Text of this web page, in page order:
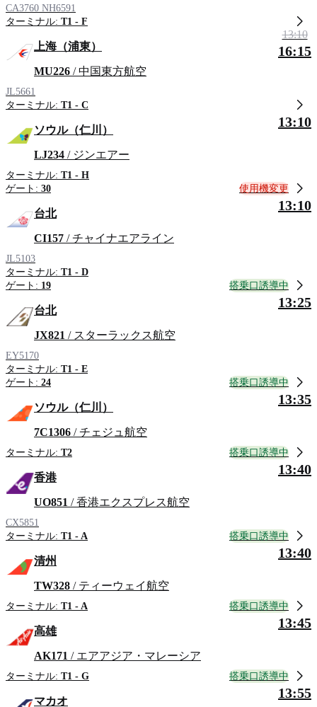
CA3760 NH6591
ターミナル: T1 - F
上海（浦東）
MU226 / 中国東方航空
JL5661
ターミナル: T1 - C
13:10
16:15
ソウル（仁川）
LJ234 / ジンエアー
ターミナル: T1 - H
ゲート: 30
13:10
使用機変更
台北
CI157 / チャイナエアライン
JL5103
ターミナル: T1 - D
ゲート: 19
13:10
搭乗口誘導中
台北
JX821 / スターラックス航空
EY5170
ターミナル: T1 - E
ゲート: 24
13:25
搭乗口誘導中
ソウル（仁川）
7C1306 / チェジュ航空
ターミナル: T2
13:35
搭乗口誘導中
香港
UO851 / 香港エクスプレス航空
CX5851
ターミナル: T1 - A
13:40
搭乗口誘導中
清州
TW328 / ティーウェイ航空
ターミナル: T1 - A
13:40
搭乗口誘導中
高雄
AK171 / エアアジア・マレーシア
ターミナル: T1 - G
13:45
搭乗口誘導中
マカオ
13:55